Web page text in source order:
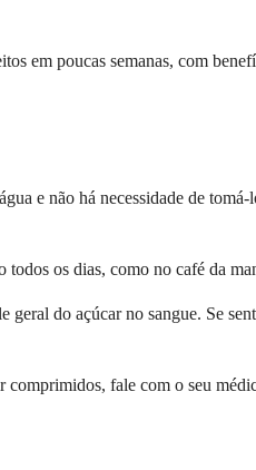
em poucas semanas, com
e não há necessidade de
os dias, como no café da
geral do açúcar no sangue. Se
fale com o seu